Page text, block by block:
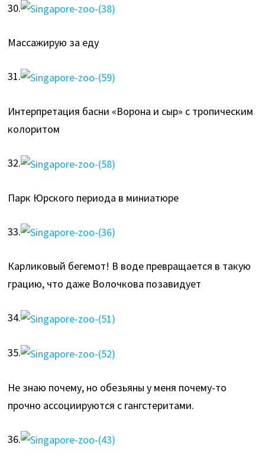
30.
Массажирую за еду
31.
Интерпретация басни «Ворона и сыр» с тропическим
колоритом
32.
Парк Юрского периода в миниатюре
33.
Карликовый бегемот! В воде превращается в такую
грацию, что даже Волочкова позавидует
34.
35.
Не знаю почему, но обезьяны у меня почему-то
прочно ассоциируются с гангстеритами.
36.